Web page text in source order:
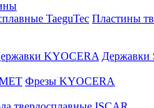
TaeguTec Пластины
KYOCERA
Фрезы KYOCERA